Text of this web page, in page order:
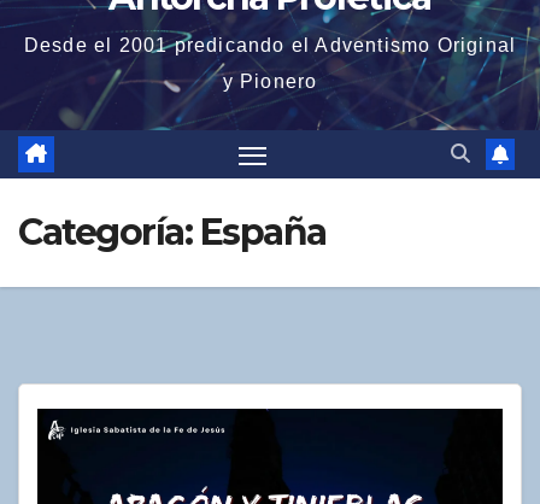
Desde el 2001 predicando el Adventismo Original
y Pionero
Categoría: España